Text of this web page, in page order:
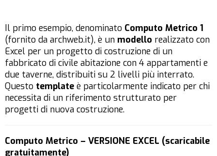
Il primo esempio, denominato Computo Metrico 1
(fornito da archweb.it), è un modello realizzato con
Excel per un progetto di costruzione di un
fabbricato di civile abitazione con 4 appartamenti e
due taverne, distribuiti su 2 livelli più interrato.
Questo template è particolarmente indicato per chi
necessita di un riferimento strutturato per
progetti di nuova costruzione.
Computo Metrico – VERSIONE EXCEL (scaricabile
gratuitamente)